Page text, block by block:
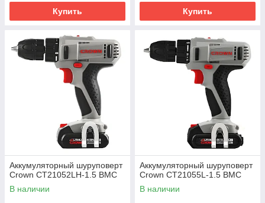
Купить Купить
Аккумуляторный шуруповерт
Crown CT21052LH-1.5 BMC
В наличии
Аккумуляторный шуруповерт
Crown CT21055L-1.5 BMC
В наличии